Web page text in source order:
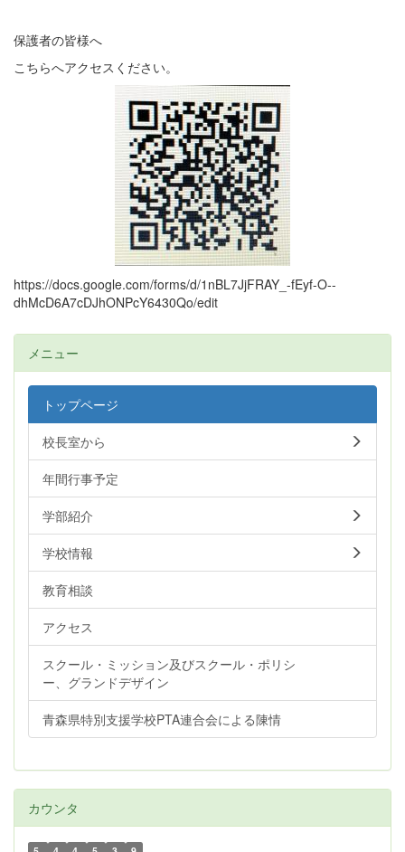
保護者の皆様へ
こちらへアクセスください。
https://docs.google.com/forms/d/1nBL7JjFRAY_-fEyf-O--
dhMcD6A7cDJhONPcY6430Qo/edit
メニュー
トップページ
校長室から
年間行事予定
学部紹介
学校情報
教育相談
アクセス
スクール・ミッション及びスクール・ポリシ
ー、グランドデザイン
青森県特別支援学校PTA連合会による陳情
カウンタ